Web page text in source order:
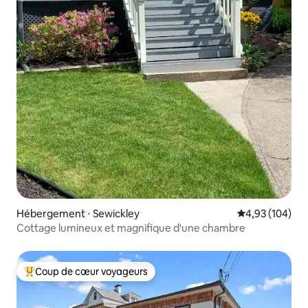
Hébergement ⋅ Sewickley Évaluation
4,93 (104)
Cottage lumineux et magnifique d'une chambre
Coups de cœur voyageurs les plus appréciés
Coup de cœur voyageurs